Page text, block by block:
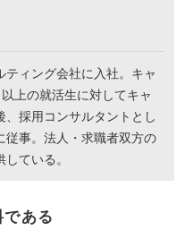
ィング会社に入社。キャ
上の就活生に対してキャ
、採用コンサルタントとし
従事。法人・求職者双方の
ている。
ある